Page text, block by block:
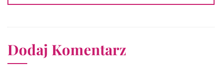
Dodaj Komentarz